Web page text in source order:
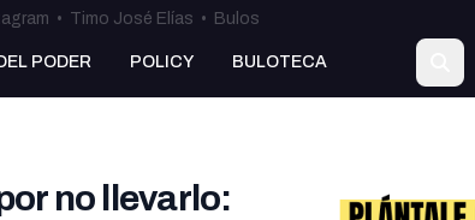
• Timo José Elías • Bulos
PODER POLICY BULOTECA
no llevarlo: